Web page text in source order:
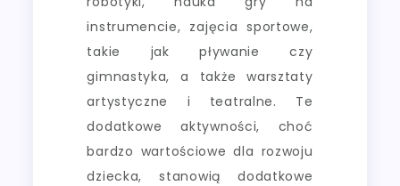
instrumencie, zajęcia sportowe,
takie jak pływanie czy
gimnastyka, a także warsztaty
artystyczne i teatralne. Te
dodatkowe aktywności, choć
bardzo wartościowe dla rozwoju
dziecka, stanowią dodatkowe